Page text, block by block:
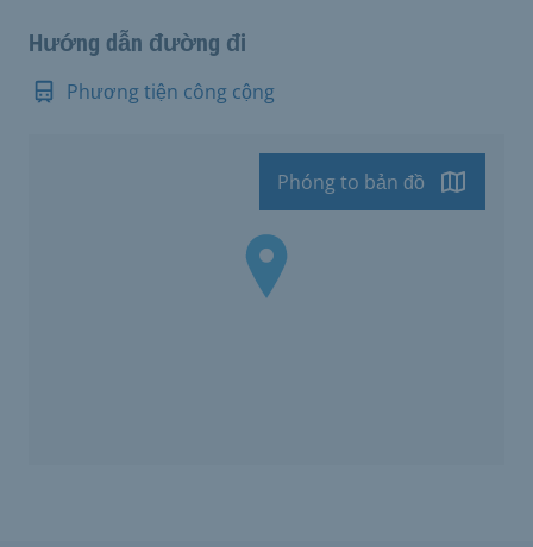
Hướng dẫn đường đi
Phương tiện công cộng
Phóng to bản đồ